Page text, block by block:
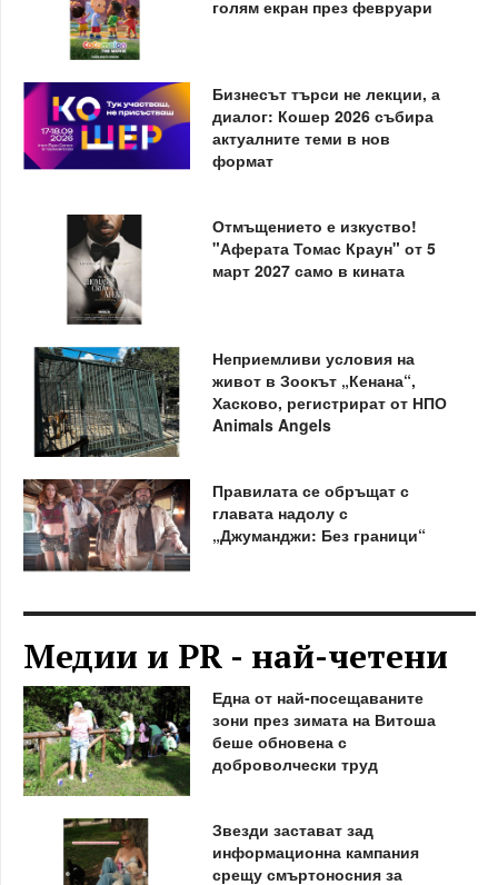
голям екран през февруари
Бизнесът търси не лекции, а
диалог: Кошер 2026 събира
актуалните теми в нов
формат
Отмъщението е изкуство!
"Аферата Томас Краун" от 5
март 2027 само в кината
Неприемливи условия на
живот в Зоокът „Кенана“,
Хасково, регистрират от НПО
Animals Angels
Правилата се обръщат с
главата надолу с
„Джуманджи: Без граници“
Медии и PR - най-четени
Една от най-посещаваните
зони през зимата на Витоша
беше обновена с
доброволчески труд
Звезди застават зад
информационна кампания
срещу смъртоносния за